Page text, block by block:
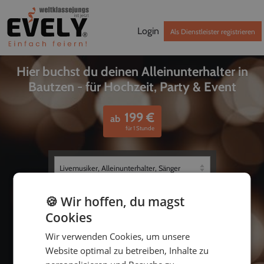
Login Als Dienstleister registrieren
Hier buchst du deinen Alleinunterhalter in
Bautzen - für Hochzeit, Party & Event
ab 199€
für 1 Stunde
bis
🍪 Wir hoffen, du magst
Cookies
Wir verwenden Cookies, um unsere
Website optimal zu betreiben, Inhalte zu